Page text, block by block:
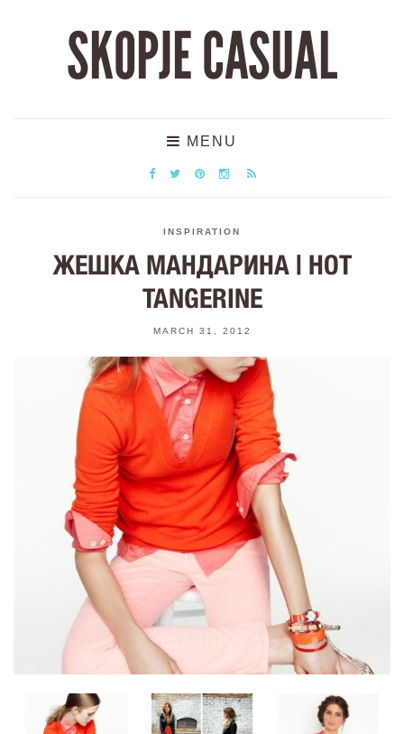
SKOPJE CASUAL
MENU
INSPIRATION
ЖЕШКА МАНДАРИНА | HOT
TANGERINE
MARCH 31, 2012